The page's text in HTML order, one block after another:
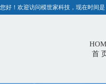
您好！欢迎访问模世家科技，现在时间是
首